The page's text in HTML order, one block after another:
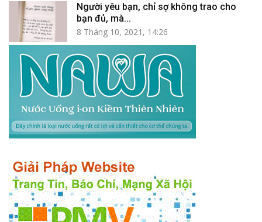
Người yêu bạn, chỉ sợ không trao cho
bạn đủ, mà...
8 Tháng 10, 2021, 14:26